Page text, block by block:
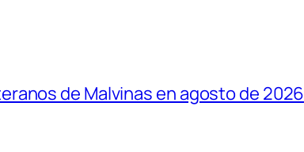
de Malvinas en agosto de 2026